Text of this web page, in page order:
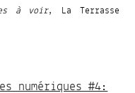
à voir, La Terrasse
numériques #4: